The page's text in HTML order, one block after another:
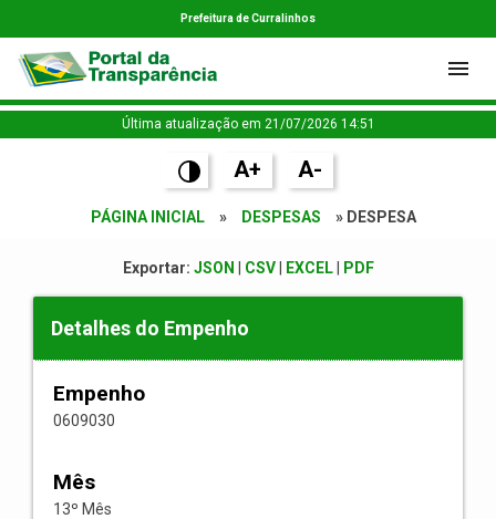
Prefeitura de Curralinhos
Última atualização em 21/07/2026 14:51
A+ A-
PÁGINA INICIAL » DESPESAS » DESPESA
Exportar: JSON CSV| EXCEL| PDF
Detalhes do Empenho
Empenho
0609030
Mês
13º Mês